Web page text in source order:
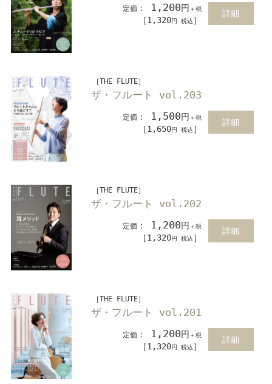
定価 ： 1,200円 ＋税
［1,320円 税込 ］
詳細
［THE FLUTE］
ザ・フルート vol.203
定価 ： 1,500円 ＋税
［1,650円 税込 ］
詳細
［THE FLUTE］
ザ・フルート vol.202
定価 ： 1,200円 ＋税
［1,320円 税込 ］
詳細
［THE FLUTE］
ザ・フルート vol.201
定価 ： 1,200円 ＋税
［1,320円 税込 ］
詳細